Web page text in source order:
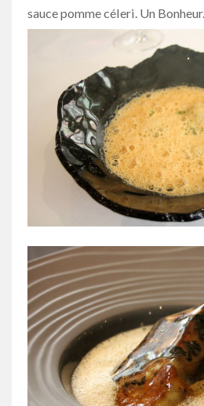
sauce pomme céleri. Un Bonheur.